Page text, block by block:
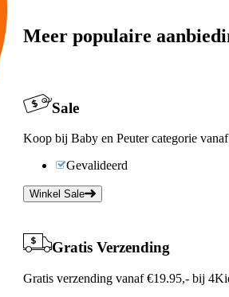
Meer populaire
Sale
Koop bij Baby en Peuter categorie
Gevalideerd
Winkel Sale
Gratis Verzending
Gratis verzending vanaf €19.95,- bij